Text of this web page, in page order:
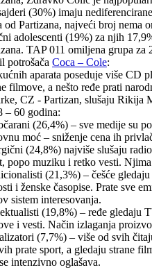
(30%) imaju
od Partizana, najveći broj
adolescenti (19%) za njih
TAP 011 omiljena grupa za
potrošača Coca – Cole:
aparata poseduje više CD
filmove, a nešto ređe prati
CZ - Partizan, slušaju Rikija
– 60 godina:
(26,4%) – sve medije su
moć – sniženje cena ih
(24,8%) najviše slušaju
popo muziku i retko vesti.
(21,3%) – češće
i ženske časopise. Prate sve
sistem interesovanja.
(19,8%) – ređe gledaju
i vesti. Način izlaganja
(7,7%) – više od svih
prate sport, a gledaju strane
intenzivno oglašava.